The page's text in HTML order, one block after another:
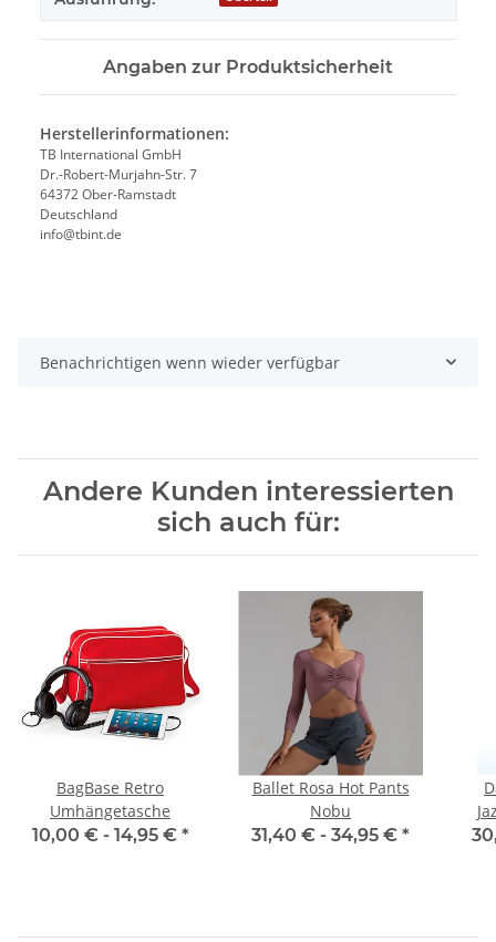
Angaben zur Produktsicherheit
Herstellerinformationen:
TB International GmbH
Dr.-Robert-Murjahn-Str. 7
64372 Ober-Ramstadt
Deutschland
info@tbint.de
Benachrichtigen wenn wieder verfügbar
Andere Kunden interessierten
sich auch für:
BagBase Retro
Umhängetasche
10,00 € - 14,95 € *
Ballet Rosa Hot Pants
Nobu
31,40 € - 34,95 € *